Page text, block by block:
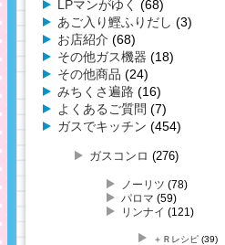
LPマンがゆく (68)
あご入り鰹ふりだし (3)
お店紹介 (68)
その他ガス機器 (18)
その他商品 (24)
みちくさ遍路 (16)
よくあるご質問 (7)
ガスでキッチン (454)
ガスコンロ (276)
ノーリツ (78)
パロマ (59)
リンナイ (121)
＋Ｒレシピ (39)